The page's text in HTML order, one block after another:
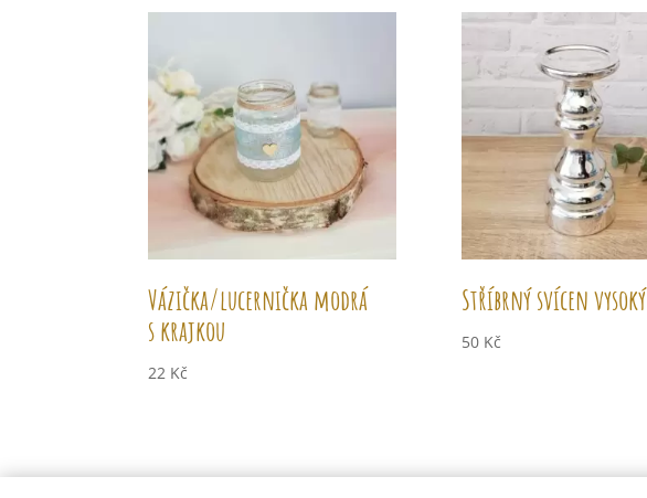
Vázička/lucernička modrá
s krajkou
22 Kč
Stříbrný svícen vysoký
50 Kč